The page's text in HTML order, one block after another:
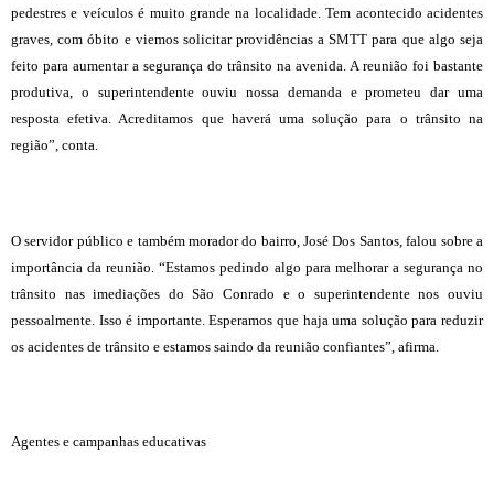
pedestres e veículos é muito grande na localidade. Tem acontecido acidentes
graves, com óbito e viemos solicitar providências a SMTT para que algo seja
feito para aumentar a segurança do trânsito na avenida. A reunião foi bastante
produtiva, o superintendente ouviu nossa demanda e prometeu dar uma
resposta efetiva. Acreditamos que haverá uma solução para o trânsito na
região”, conta.
O servidor público e também morador do bairro, José Dos Santos, falou sobre a
importância da reunião. “Estamos pedindo algo para melhorar a segurança no
trânsito nas imediações do São Conrado e o superintendente nos ouviu
pessoalmente. Isso é importante. Esperamos que haja uma solução para reduzir
os acidentes de trânsito e estamos saindo da reunião confiantes”, afirma.
Agentes e campanhas educativas